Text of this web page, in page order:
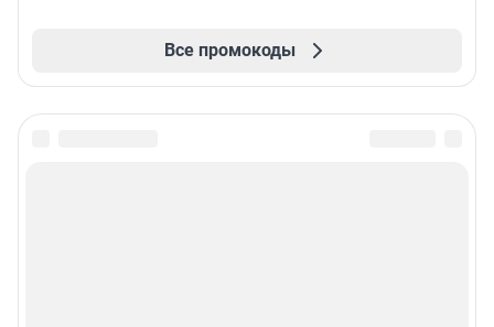
Все промокоды